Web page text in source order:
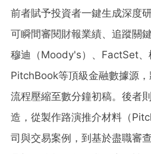
前者賦予投資者一鍵生成深度
可瞬間審閱財報業績、追蹤關
穆迪（Moody's）、FactSet、
PitchBook等頂級金融數據源
流程壓縮至數分鐘初稿。後者
造，從製作路演推介材料（
司與交易案例，到基於盡職審